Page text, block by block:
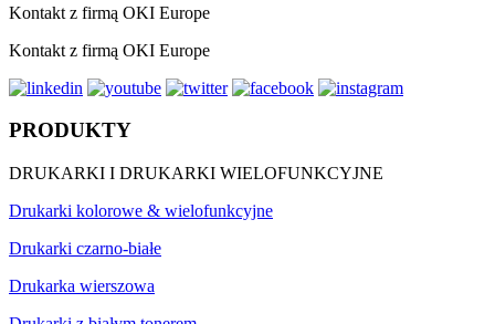
Kontakt z firmą OKI Europe
Kontakt z firmą OKI Europe
PRODUKTY
DRUKARKI I DRUKARKI WIELOFUNKCYJNE
Drukarki kolorowe & wielofunkcyjne
Drukarki czarno-białe
Drukarka wierszowa